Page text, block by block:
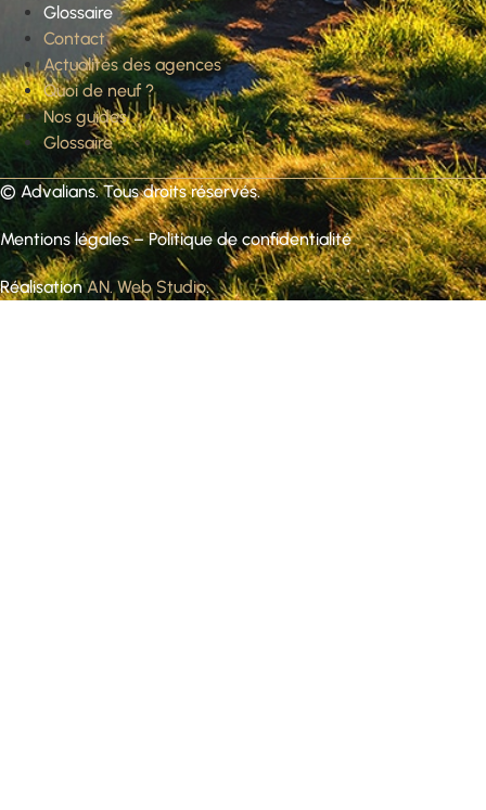
Glossaire
Contact
Actualités des agences
Quoi de neuf ?
Nos guides
Glossaire
© Advalians. Tous droits réservés.
Mentions légales–Politique de confidentialité
RéalisationAN. Web Studio.